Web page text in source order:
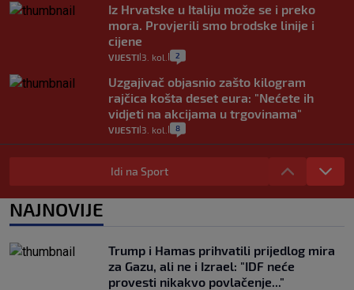
Iz Hrvatske u Italiju može se i preko
mora. Provjerili smo brodske linije i
cijene
VIJESTI 3. kol. 2
Uzgajivač objasnio zašto kilogram
rajčica košta deset eura: "Nećete ih
vidjeti na akcijama u trgovinama"
VIJESTI 3. kol. 8
Selidba je jedno od stresnijih iskustava.
Evo aktualnih cijena i nekoliko savjeta
VIJESTI 2. kol. 0
koliko iz Osijeka
VIJESTI 2. kol. 14
Idi na Sport
NAJNOVIJE
Trump i Hamas prihvatili prijedlog mira
za Gazu, ali ne i Izrael: "IDF neće
provesti nikakvo povlačenje..."